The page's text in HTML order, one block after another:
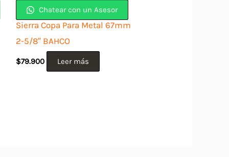
Chatear con un Asesor
Sierra Copa Para Metal 67mm
2-5/8″ BAHCO
$79.900 Leer más